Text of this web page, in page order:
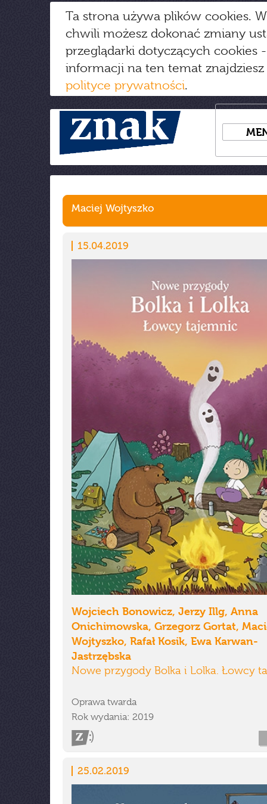
Ta strona używa plików cookies.
chwili możesz dokonać zmiany
przeglądarki dotyczących cookies
informacji na ten temat
polityce prywatności.
Maciej Wojtyszko
15.04.2019
Wojciech Bonowicz, Jerzy Illg, Anna
Onichimowska, Grzegorz Gortat,
Wojtyszko, Rafał Kosik, Ewa Karwan-
Jastrzębska
Nowe przygody Bolka i Lolka. Łowcy
Oprawa twarda
Rok wydania: 2019
25.02.2019